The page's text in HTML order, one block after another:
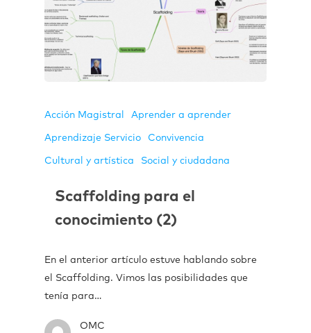
Acción Magistral Aprender a aprender
Aprendizaje Servicio Convivencia
Cultural y artística Social y ciudadana
Scaffolding para el
conocimiento (2)
En el anterior artículo estuve hablando sobre
el Scaffolding. Vimos las posibilidades que
tenía para…
OMC